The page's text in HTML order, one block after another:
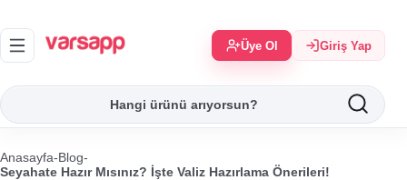
Üye Ol Giriş Yap
Anasayfa-Blog-
Seyahate Hazır Mısınız? İşte Valiz Hazırlama Önerileri!